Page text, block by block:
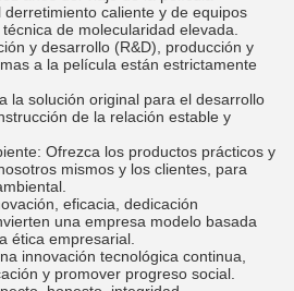
caliente y de equipos
de molecularidad elevada.
y desarrollo (R&D), producción y
a la película están estrictamente
la solución original para el desarrollo
de la relación estable y
Ofrezca los productos prácticos y
mismos y los clientes, para
eficacia, dedicación
una empresa modelo basada
ética empresarial.
innovación tecnológica continua,
y promover progreso social.